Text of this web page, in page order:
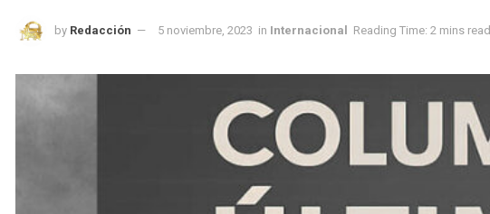
by Redacción 5 noviembre, 2023 in Internacional Reading Time: 2 mins read